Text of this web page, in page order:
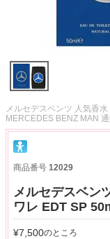
メルセデスベンツ 人気香
MERCEDES BENZ MAN 通
商品番号 12029
メルセデスベン
ワレ EDT SP
¥7,500のところ